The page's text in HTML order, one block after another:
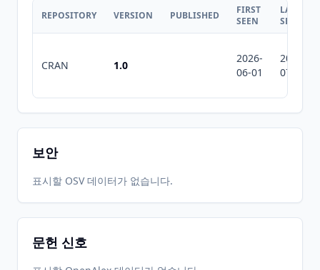
REPOSITORY VERSION PUBLISHED
FIRST
SEEN
LAST
SEEN
CRAN 1.0
2026-
06-01
2026-
07-10
보안
표시할 OSV 데이터가 없습니다.
문헌 신호